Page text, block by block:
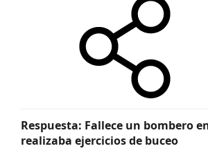
Respuesta: Fallece un bombero
realizaba ejercicios de buceo